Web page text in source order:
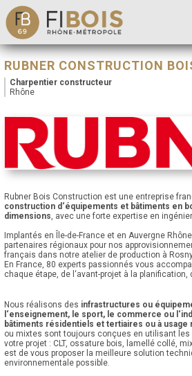
Accueil
Nos actions
Les outils
Déclaration de
Contact
RUBNER CONSTRUCTION
Charpentier constructeur
Rhône
Rubner Bois Construction est une entreprise
construction d‘équipements et bâtiments en
dimensions , avec une forte expertise en
Implantés en Île-de-France et en Auvergne
partenaires régionaux pour nos
français dans notre atelier de production à
En France, 80 experts passionnés vous
chaque étape, de l‘avant-projet à la
Nous réalisons des infrastructures ou
l‘enseignement, le sport, le commerce ou
bâtiments résidentiels et tertiaires ou à usage
ou mixtes sont toujours conçues en utilisant
votre projet : CLT, ossature bois, lamellé collé,
est de vous proposer la meilleure solution
environnementale possible.